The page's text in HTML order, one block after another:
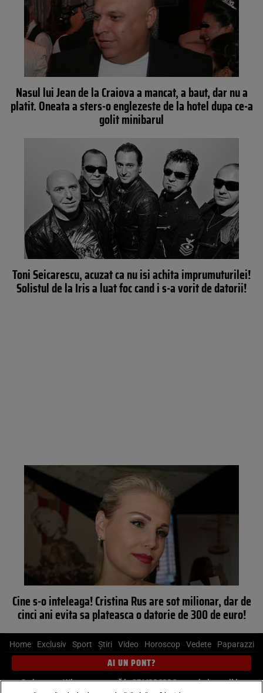
Nasul lui Jean de la Craiova a mancat, a baut, dar nu a
platit. Oneata a sters-o englezeste de la hotel dupa ce-a
golit minibarul
Toni Seicarescu, acuzat ca nu isi achita imprumuturilei!
Solistul de la Iris a luat foc cand i s-a vorit de datorii!
Cine s-o inteleaga! Cristina Rus are sot milionar, dar de
cinci ani evita sa plateasca o datorie de 300 de euro!
Home Exclusiv Sport Știri Video Horoscop Vedete Paparazzi
AI UN PONT?
Scrie-ne pe Whatsapp, sună la 0741226226 sau trimite mail la